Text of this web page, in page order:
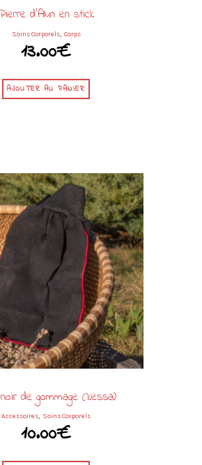
d’Alun en stick
Soins Corporels, Corps
13.00€
AJOUTER AU PANIER
de gommage (kessa)
Accessoires, Soins Corporels
10.00€